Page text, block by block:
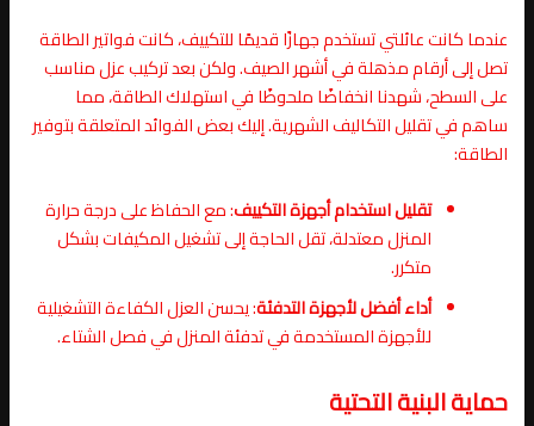
عندما كانت عائلتي تستخدم جهازًا قديمًا للتكييف، كانت فواتير الطاقة
تصل إلى أرقام مذهلة في أشهر الصيف. ولكن بعد تركيب عزل مناسب
على السطح، شهدنا انخفاضًا ملحوظًا في استهلاك الطاقة، مما
ساهم في تقليل التكاليف الشهرية. إليك بعض الفوائد المتعلقة بتوفير
الطاقة:
تقليل استخدام أجهزة التكييف: مع الحفاظ على درجة حرارة
المنزل معتدلة، تقل الحاجة إلى تشغيل المكيفات بشكل
متكرر.
أداء أفضل لأجهزة التدفئة: يحسن العزل الكفاءة التشغيلية
للأجهزة المستخدمة في تدفئة المنزل في فصل الشتاء.
حماية البنية التحتية